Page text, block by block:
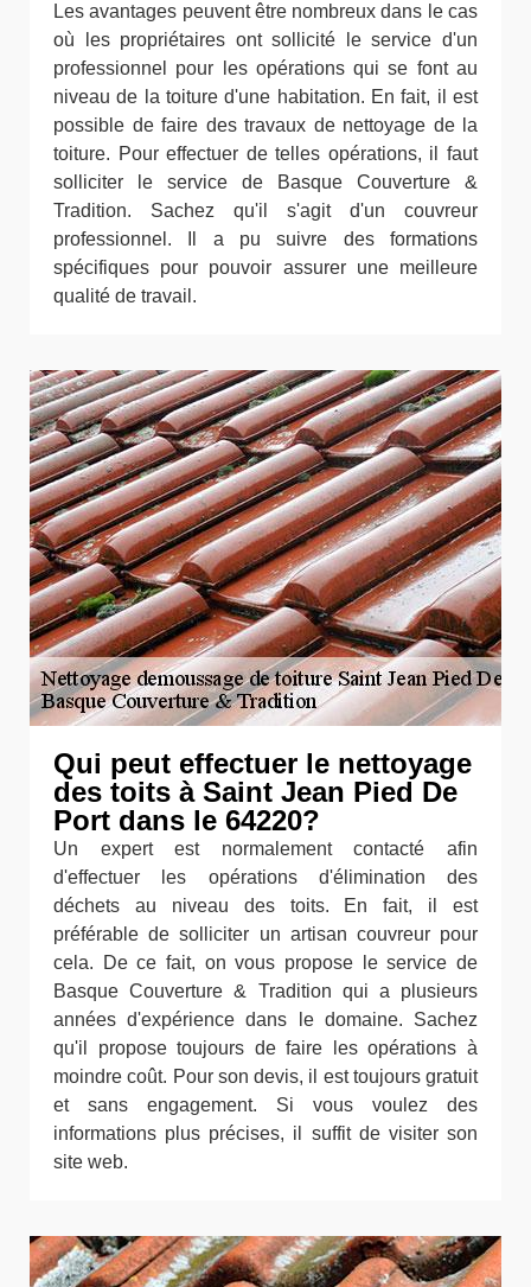
Les avantages peuvent être nombreux dans le cas
où les propriétaires ont sollicité le service d'un
professionnel pour les opérations qui se font au
niveau de la toiture d'une habitation. En fait, il est
possible de faire des travaux de nettoyage de la
toiture. Pour effectuer de telles opérations, il faut
solliciter le service de Basque Couverture &
Tradition. Sachez qu'il s'agit d'un couvreur
professionnel. Il a pu suivre des formations
spécifiques pour pouvoir assurer une meilleure
qualité de travail.
Qui peut effectuer le nettoyage
des toits à Saint Jean Pied De
Port dans le 64220?
Un expert est normalement contacté afin
d'effectuer les opérations d'élimination des
déchets au niveau des toits. En fait, il est
préférable de solliciter un artisan couvreur pour
cela. De ce fait, on vous propose le service de
Basque Couverture & Tradition qui a plusieurs
années d'expérience dans le domaine. Sachez
qu'il propose toujours de faire les opérations à
moindre coût. Pour son devis, il est toujours gratuit
et sans engagement. Si vous voulez des
informations plus précises, il suffit de visiter son
site web.